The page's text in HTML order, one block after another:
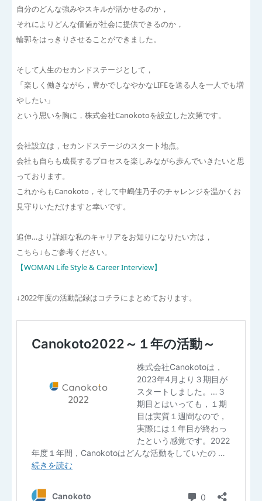
自分のどんな強みやスキルが活かせるのか，
それによりどんな価値が社会に提供できるのか，
輪郭をはっきりさせることができました。
そして人生のセカンドステージとして，
「楽しく働きながら，豊かでしなやかなLIFEを送る人を一人でも増
やしたい」
という思いを胸に，株式会社Canokotoを設立した次第です。
会社設立は，セカンドステージのスタート地点。
会社も自らも成長するプロセスを楽しみながら歩んでいきたいと思
っております。
これからもCanokoto，そして中嶋佳乃子のチャレンジを温かくお
見守りいただけますと幸いです。
追伸…より詳細な私のキャリアをお知りになりたい方は，
こちら↓もご参考ください。
【WOMAN Life Style & Career Interview】
↓2022年度の活動記録はコチラにまとめております。